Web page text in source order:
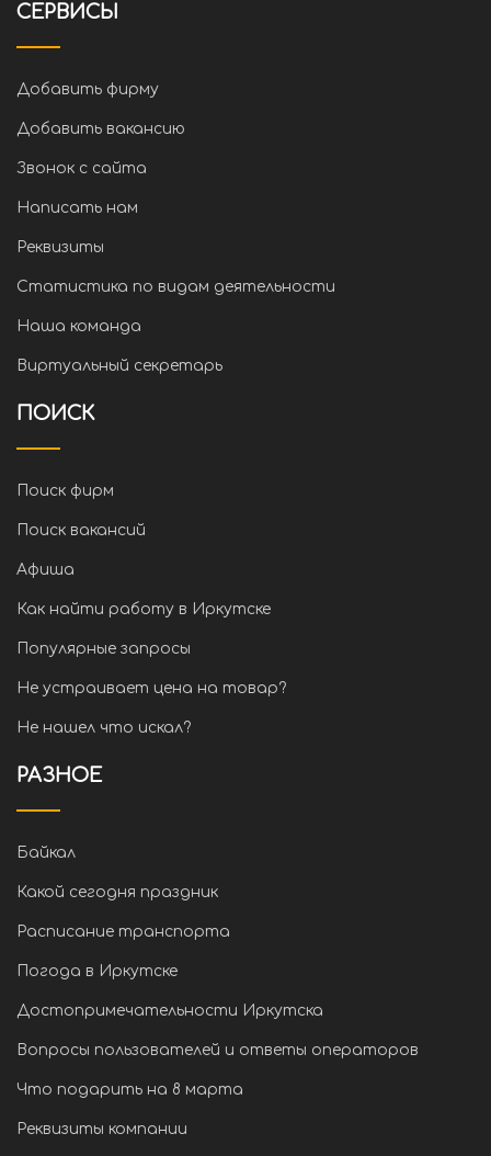
СЕРВИСЫ
Добавить фирму
Добавить вакансию
Звонок с сайта
Написать нам
Реквизиты
Статистика по видам деятельности
Наша команда
Виртуальный секретарь
ПОИСК
Поиск фирм
Поиск вакансий
Афиша
Как найти работу в Иркутске
Популярные запросы
Не устраивает цена на товар?
Не нашел что искал?
РАЗНОЕ
Байкал
Какой сегодня праздник
Расписание транспорта
Погода в Иркутске
Достопримечательности Иркутска
Вопросы пользователей и ответы операторов
Что подарить на 8 марта
Реквизиты компании